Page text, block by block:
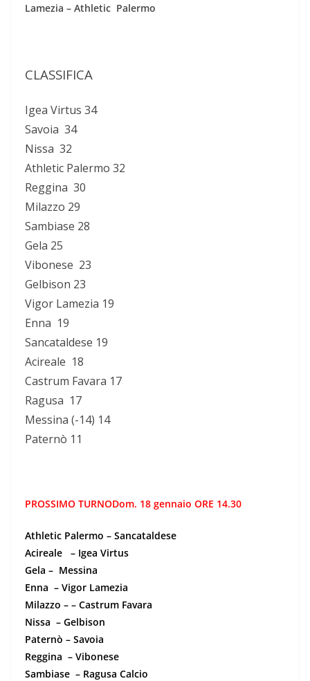
Lamezia – Athletic Palermo
CLASSIFICA
Igea Virtus 34
Savoia 34
Nissa 32
Athletic Palermo 32
Reggina 30
Milazzo 29
Sambiase 28
Gela 25
Vibonese 23
Gelbison 23
Vigor Lamezia 19
Enna 19
Sancataldese 19
Acireale 18
Castrum Favara 17
Ragusa 17
Messina (-14) 14
Paternò 11
PROSSIMO TURNODom. 18 gennaio ORE 14.30
Athletic Palermo – Sancataldese
Acireale – Igea Virtus
Gela – Messina
Enna – Vigor Lamezia
Milazzo – – Castrum Favara
Nissa – Gelbison
Paternò – Savoia
Reggina – Vibonese
Sambiase – Ragusa Calcio